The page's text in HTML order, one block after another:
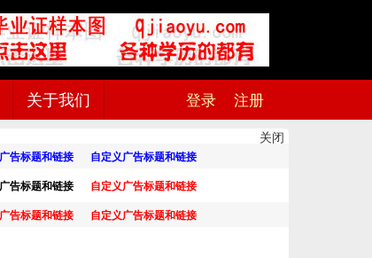
关于我们 登录 注册
关闭